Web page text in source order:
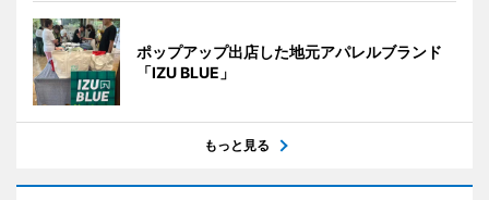
ポップアップ出店した地元アパレルブランド
「IZU BLUE」
もっと見る